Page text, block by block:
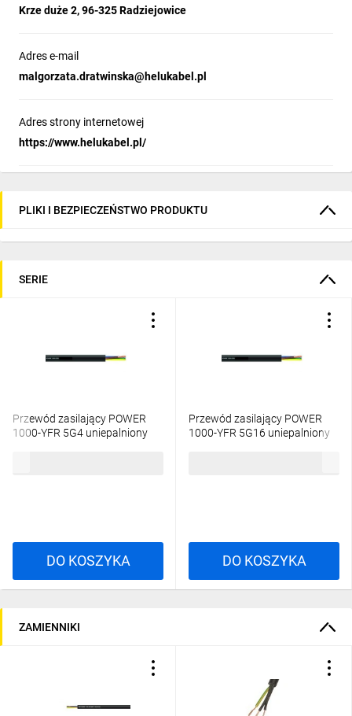
Krze duże 2, 96-325 Radziejowice
Adres e-mail
malgorzata.dratwinska@helukabel.pl
Adres strony internetowej
https://www.helukabel.pl/
PLIKI I BEZPIECZEŃSTWO PRODUKTU
SERIE
Przewód zasilający POWER
1000-YFR 5G4 uniepalniony
DO KOSZYKA
Przewód zasilający POWER
1000-YFR 5G16 uniepalniony
DO KOSZYKA
ZAMIENNIKI